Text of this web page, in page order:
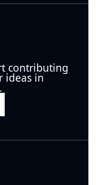
contributing
ideas in